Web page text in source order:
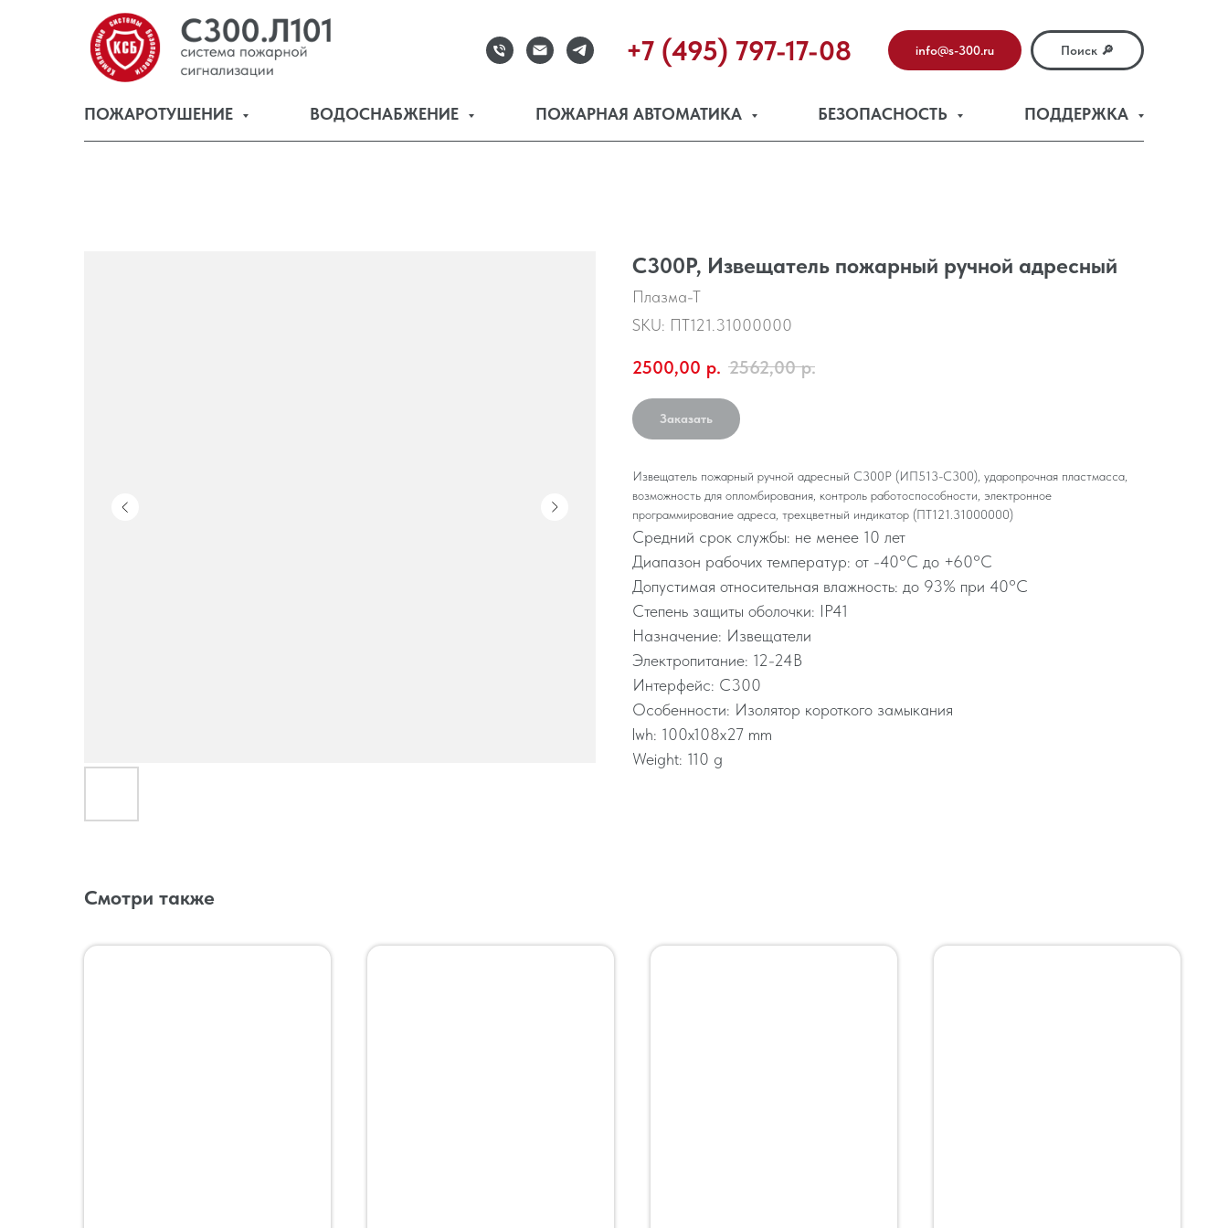
+7 (495) 797-17-08 info@s-300.ru Поиск 🔎
ПОЖАРОТУШЕНИЕ ВОДОСНАБЖЕНИЕ ПОЖАРНАЯ АВТОМАТИКА БЕЗОПАСНОСТЬ ПОДДЕРЖКА
С300Р, Извещатель пожарный ручной адресный
Плазма-Т
SKU: ПТ121.31000000
2500,00 р. 2562,00 р.
Заказать
Извещатель пожарный ручной адресный С300Р (ИП513-С300), ударопрочная пластмасса,
возможность для опломбирования, контроль работоспособности, электронное
программирование адреса, трехцветный индикатор (ПТ121.31000000)
Средний срок службы: не менее 10 лет
Диапазон рабочих температур: от -40°C до +60°C
Допустимая относительная влажность: до 93% при 40°C
Степень защиты оболочки: IP41
Назначение: Извещатели
Электропитание: 12-24В
Интерфейс: С300
Особенности: Изолятор короткого замыкания
lwh: 100x108x27 mm
Weight: 110 g
Смотри также